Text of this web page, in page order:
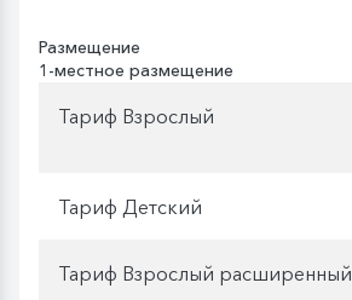
Размещение
1-местное размещение
Тариф Взрослый
Тариф Детский
Тариф Взрослый расширенный